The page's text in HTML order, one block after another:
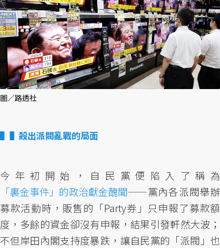
圖／路透社
▌殺出派閥亂戰的局面
今年初開始，自民黨便陷入了稱為
「裏金事件」的政治獻金醜聞——黨內各派閥舉辦
募款活動時，販售的「Party券」只申報了募款額
度，多餘的資金卻沒有申報，結果引發軒然大波；
不但岸田內閣支持度暴跌，讓自民黨的「派閥」也